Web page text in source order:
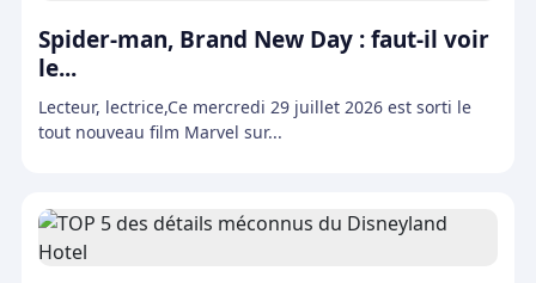
Spider-man, Brand New Day : faut-il voir
le...
Lecteur, lectrice,Ce mercredi 29 juillet 2026 est sorti le
tout nouveau film Marvel sur...